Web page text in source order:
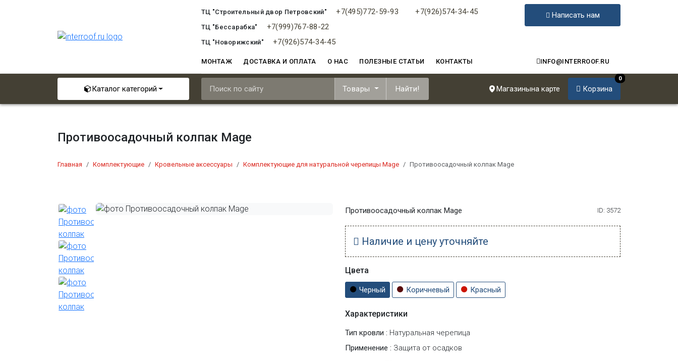
ТЦ "Строительный двор Петровский" +7(495)772-59-93 +7(926)574-34-45
ТЦ "Бессарабка" +7(999)767-88-22
ТЦ "Новорижский" +7(926)574-34-45
Написать нам
МОНТАЖ ДОСТАВКА И ОПЛАТА О НАС ПОЛЕЗНЫЕ СТАТЬИ КОНТАКТЫ INFO@INTERROOF.RU
Каталог категорий Товары Найти! Магазинына карте Корзина
0
Противоосадочный колпак Mage
Главная Комплектующие Кровельные аксессуары Комплектующие для натуральной черепицы Mage Противоосадочный колпак Mage
Противоосадочный колпак Mage ID: 3572
Наличие и цену уточняйте
Цвета
Черный Коричневый Красный
Характеристики
Тип кровли : Натуральная черепица
Применение : Защита от осадков